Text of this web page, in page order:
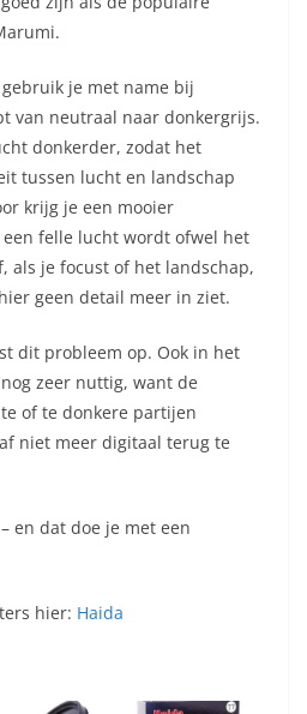
je met name bij
van neutraal naar donkergrijs.
donkerder, zodat het
tussen lucht en landschap
krijg je een mooier
felle lucht wordt ofwel het
als je focust of het landschap,
geen detail meer in ziet.
dit probleem op. Ook in het
zeer nuttig, want de
of te donkere partijen
niet meer digitaal terug te
en dat doe je met een
hier: Haida